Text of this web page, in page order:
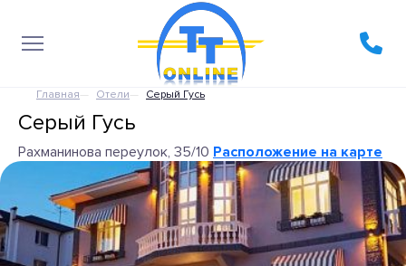
Главная Отели Серый Гусь
Серый Гусь
Рахманинова переулок, 35/10 Расположение на карте